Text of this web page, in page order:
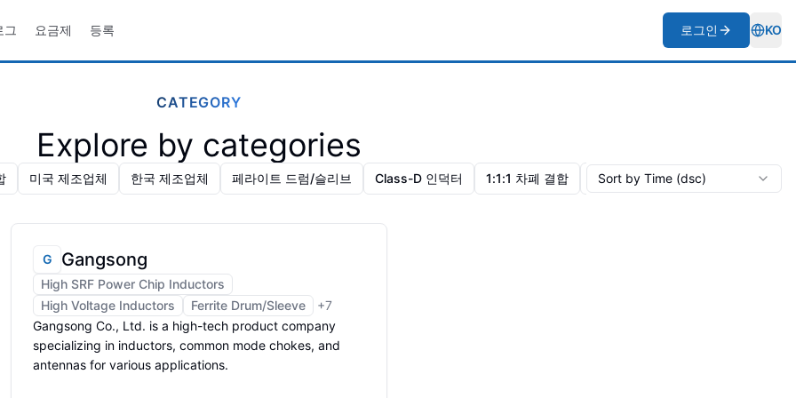
그 요금제 등록 로그인 KO
CATEGORY
Explore by categories
미국 제조업체 한국 제조업체 페라이트 드럼/슬리브 Class-D 인덕터 1:1:1 차폐 결합 영국 제조업체 중국 제조업체
Sort by Time (dsc)
G Gangsong
High SRF Power Chip Inductors
High Voltage Inductors
Ferrite Drum/Sleeve +7
Gangsong Co., Ltd. is a high-tech product company
specializing in inductors, common mode chokes, and
antennas for various applications.